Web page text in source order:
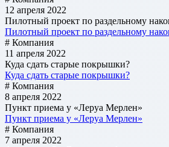
12 апреля 2022
Пилотный проект по раздельному
Пилотный проект по раздельному
# Компания
11 апреля 2022
Куда сдать старые покрышки?
Куда сдать старые покрышки?
# Компания
8 апреля 2022
Пункт приема у «Леруа Мерлен»
Пункт приема у «Леруа Мерлен»
# Компания
7 апреля 2022